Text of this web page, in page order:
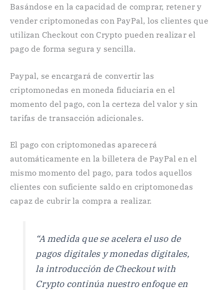
Basándose en la capacidad de comprar, retener y
vender criptomonedas con PayPal, los clientes que
utilizan Checkout con Crypto pueden realizar el
pago de forma segura y sencilla.
Paypal, se encargará de convertir las
criptomonedas en moneda fiduciaria en el
momento del pago, con la certeza del valor y sin
tarifas de transacción adicionales.
El pago con criptomonedas aparecerá
automáticamente en la billetera de PayPal en el
mismo momento del pago, para todos aquellos
clientes con suficiente saldo en criptomonedas
capaz de cubrir la compra a realizar.
“A medida que se acelera el uso de
pagos digitales y monedas digitales,
la introducción de Checkout with
Crypto continúa nuestro enfoque en